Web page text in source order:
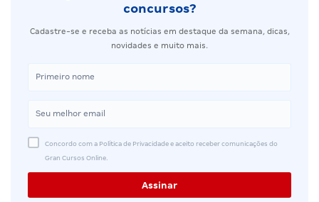
concursos?
Cadastre-se e receba as notícias em destaque da semana, dicas,
novidades e muito mais.
Concordo com a Política de Privacidade e aceito receber comunicações do
Gran Cursos Online.